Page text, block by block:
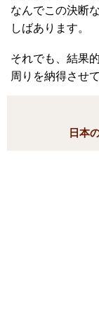
なんでこの決断
しばあります。
それでも、結果
周りを納得させ
日本